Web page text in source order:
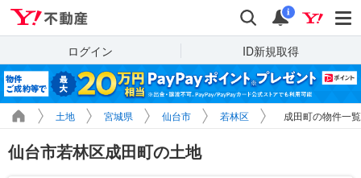
検索 通知
i
ログイン ID新規取得
土地 宮城県 仙台市 若林区 成田町の物件一覧
仙台市若林区成田町の土地